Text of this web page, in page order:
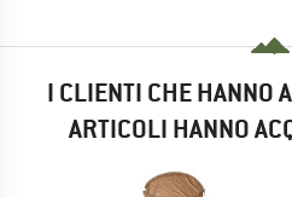
I CLIENTI CHE HANNO
ARTICOLI HANNO